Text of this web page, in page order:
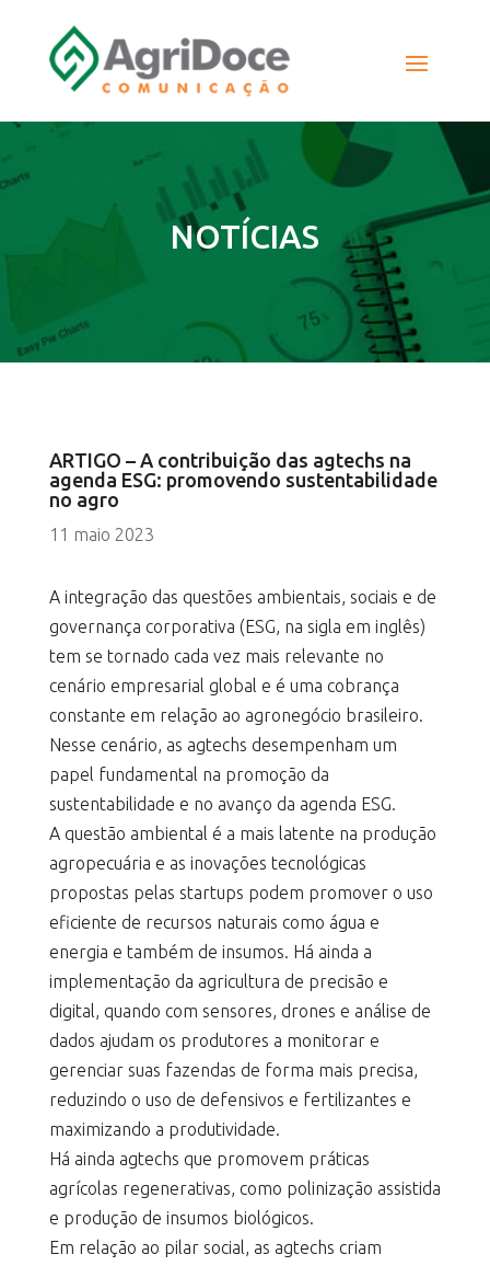
NOTÍCIAS
ARTIGO – A contribuição das agtechs na
agenda ESG: promovendo sustentabilidade
no agro
11 maio 2023
A integração das questões ambientais, sociais e de
governança corporativa (ESG, na sigla em inglês)
tem se tornado cada vez mais relevante no
cenário empresarial global e é uma cobrança
constante em relação ao agronegócio brasileiro.
Nesse cenário, as agtechs desempenham um
papel fundamental na promoção da
sustentabilidade e no avanço da agenda ESG.
A questão ambiental é a mais latente na produção
agropecuária e as inovações tecnológicas
propostas pelas startups podem promover o uso
eficiente de recursos naturais como água e
energia e também de insumos. Há ainda a
implementação da agricultura de precisão e
digital, quando com sensores, drones e análise de
dados ajudam os produtores a monitorar e
gerenciar suas fazendas de forma mais precisa,
reduzindo o uso de defensivos e fertilizantes e
maximizando a produtividade.
Há ainda agtechs que promovem práticas
agrícolas regenerativas, como polinização assistida
e produção de insumos biológicos.
Em relação ao pilar social, as agtechs criam